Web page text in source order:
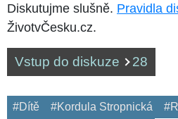
Diskutujme slušně. Pravidla
ŽivotvČesku.cz.
Vstup do diskuze 28
#Dítě #Kordula Stropnická